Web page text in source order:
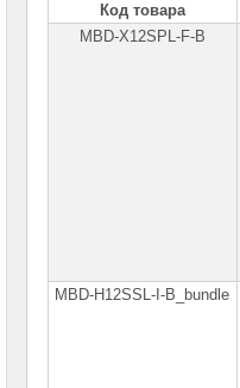
оборудование
Код товара
MBD-X12SPL-F-B
MBD-H12SSL-I-B_bundle